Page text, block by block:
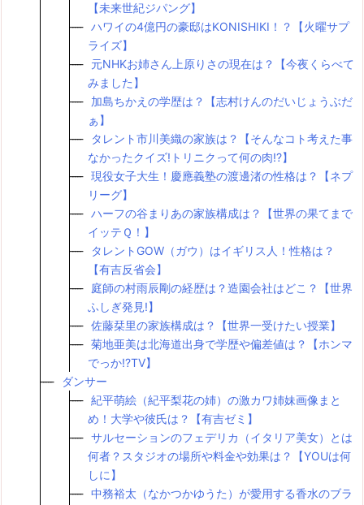
【未来世紀ジパング】
ハワイの4億円の豪邸はKONISHIKI！？【火曜サプ
ライズ】
元NHKお姉さん上原りさの現在は？【今夜くらべて
みました】
加島ちかえの学歴は？【志村けんのだいじょうぶだ
ぁ】
タレント市川美織の家族は？【そんなコト考えた事
なかったクイズ!トリニクって何の肉!?】
現役女子大生！慶應義塾の渡邊渚の性格は？【ネプ
リーグ】
ハーフの谷まりあの家族構成は？【世界の果てまで
イッテＱ！】
タレントGOW（ガウ）はイギリス人！性格は？
【有吉反省会】
庭師の村雨辰剛の経歴は？造園会社はどこ？【世界
ふしぎ発見!】
佐藤栞里の家族構成は？【世界一受けたい授業】
菊地亜美は北海道出身で学歴や偏差値は？【ホンマ
でっか!?TV】
ダンサー
紀平萌絵（紀平梨花の姉）の激カワ姉妹画像まと
め！大学や彼氏は？【有吉ゼミ】
サルセーションのフェデリカ（イタリア美女）とは
何者？スタジオの場所や料金や効果は？【YOUは何
しに】
中務裕太（なかつかゆうた）が愛用する香水のブラ